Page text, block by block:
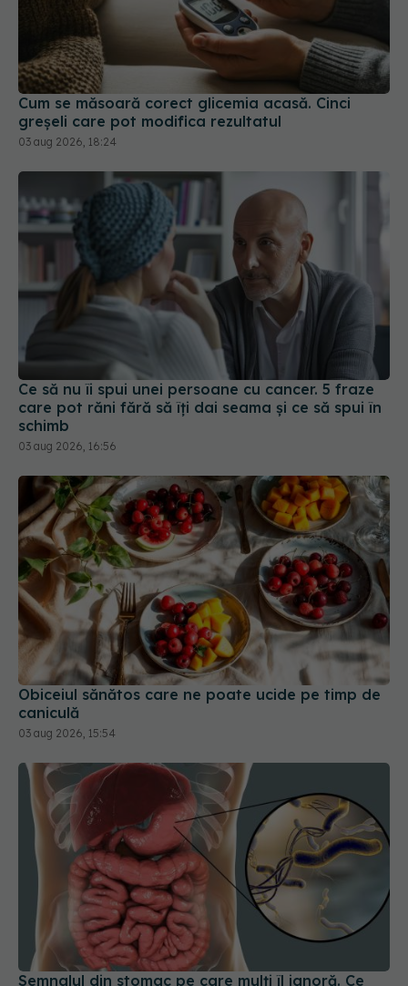
Cum se măsoară corect glicemia acasă. Cinci
greșeli care pot modifica rezultatul
03 aug 2026, 18:24
Ce să nu îi spui unei persoane cu cancer. 5 fraze
care pot răni fără să îți dai seama și ce să spui în
schimb
03 aug 2026, 16:56
Obiceiul sănătos care ne poate ucide pe timp de
caniculă
03 aug 2026, 15:54
Semnalul din stomac pe care mulți îl ignoră. Ce
înseamnă cu adevărat un test pozitiv pentru
Helicobacter pylori și greșeala care poate face
tratamentul mult mai dificil
05 aug 2026, 15:18